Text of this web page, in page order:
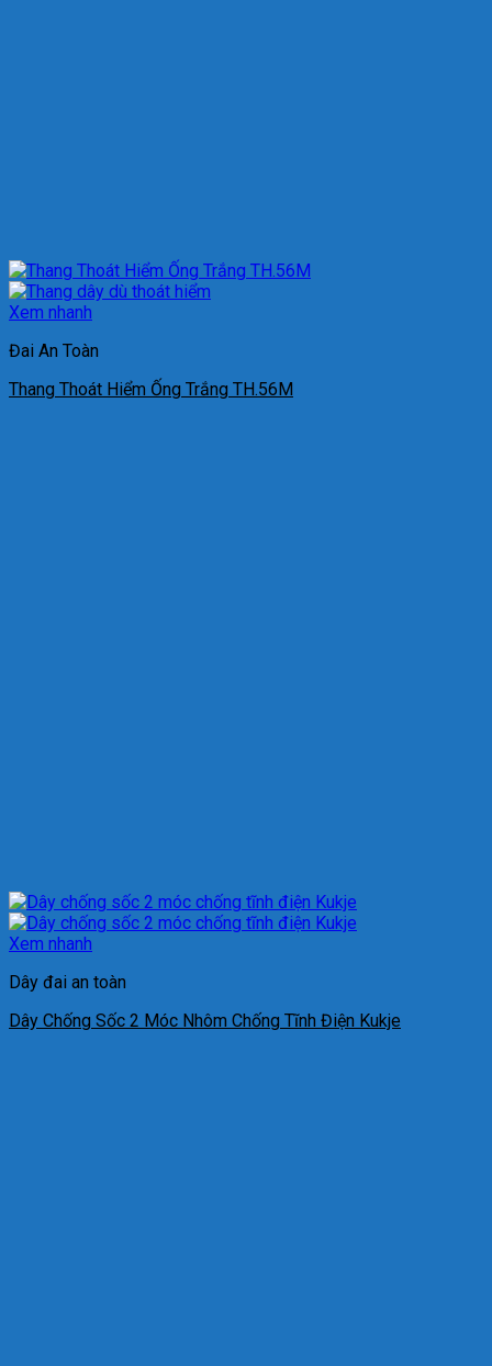
Xem nhanh
Đai An Toàn
Thang Thoát Hiểm Ống Trắng TH.56M
Xem nhanh
Dây đai an toàn
Dây Chống Sốc 2 Móc Nhôm Chống Tĩnh Điện Kukje